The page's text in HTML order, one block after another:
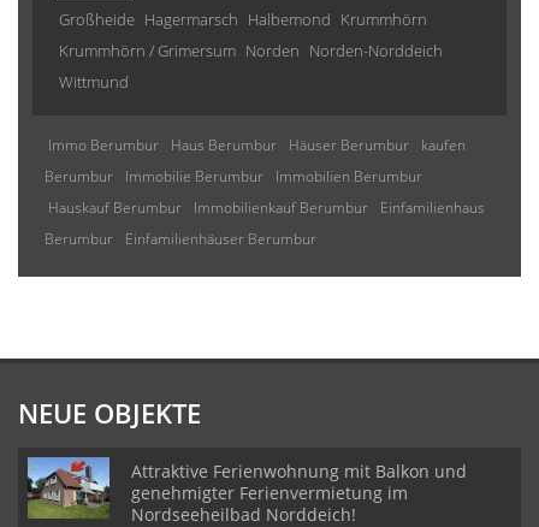
Großheide Hagermarsch Halbemond Krummhörn
Krummhörn / Grimersum Norden Norden-Norddeich
Wittmund
Immo Berumbur Haus Berumbur Häuser Berumbur
kaufen
Berumbur
Immobilie Berumbur
Immobilien Berumbur
Hauskauf Berumbur
Immobilienkauf Berumbur
Einfamilienhaus
Berumbur
Einfamilienhäuser Berumbur
NEUE OBJEKTE
Attraktive Ferienwohnung mit Balkon und
genehmigter Ferienvermietung im
Nordseeheilbad Norddeich!